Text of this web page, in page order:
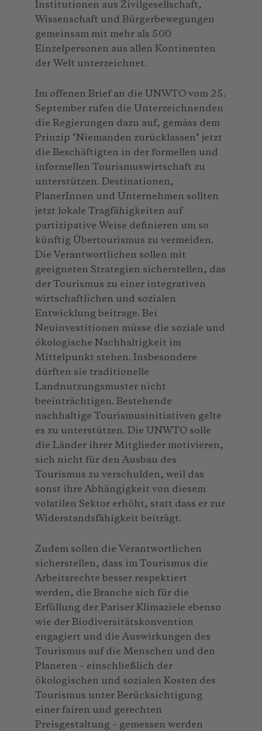
Institutionen aus Zivilgesellschaft,
Wissenschaft und Bürgerbewegungen
gemeinsam mit mehr als 500
Einzelpersonen aus allen Kontinenten
der Welt unterzeichnet.
Im offenen Brief an die UNWTO vom 25.
September rufen die Unterzeichnenden
die Regierungen dazu auf, gemäss dem
Prinzip "Niemanden zurücklassen" jetzt
die Beschäftigten in der formellen und
informellen Tourismuswirtschaft zu
unterstützen. Destinationen,
PlanerInnen und Unternehmen sollten
jetzt lokale Tragfähigkeiten auf
partizipative Weise definieren um so
künftig Übertourismus zu vermeiden.
Die Verantwortlichen sollen mit
geeigneten Strategien sicherstellen, das
der Tourismus zu einer integrativen
wirtschaftlichen und sozialen
Entwicklung beitrage. Bei
Neuinvestitionen müsse die soziale und
ökologische Nachhaltigkeit im
Mittelpunkt stehen. Insbesondere
dürften sie traditionelle
Landnutzungsmuster nicht
beeinträchtigen. Bestehende
nachhaltige Tourismusinitiativen gelte
es zu unterstützen. Die UNWTO solle
die Länder ihrer Mitglieder motivieren,
sich nicht für den Ausbau des
Tourismus zu verschulden, weil das
sonst ihre Abhängigkeit von diesem
volatilen Sektor erhöht, statt dass er zur
Widerstandsfähigkeit beiträgt.
Zudem sollen die Verantwortlichen
sicherstellen, dass im Tourismus die
Arbeitsrechte besser respektiert
werden, die Branche sich für die
Erfüllung der Pariser Klimaziele ebenso
wie der Biodiversitätskonvention
engagiert und die Auswirkungen des
Tourismus auf die Menschen und den
Planeten – einschließlich der
ökologischen und sozialen Kosten des
Tourismus unter Berücksichtigung
einer fairen und gerechten
Preisgestaltung – gemessen werden